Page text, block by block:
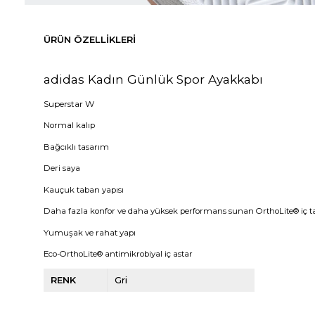
ÜRÜN ÖZELLIKLERI
adidas Kadın Günlük Spor Ayakkabı
Superstar W
Normal kalıp
Bağcıklı tasarım
Deri saya
Kauçuk taban yapısı
Daha fazla konfor ve daha yüksek performans sunan OrthoLite® iç
Yumuşak ve rahat yapı
Eco-OrthoLite® antimikrobiyal iç astar
RENK Gri